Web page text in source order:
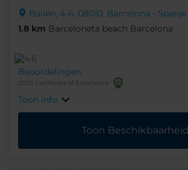
Bailén, 4-6, 08010, Barcelona - Spanje
1.8 km Barceloneta beach Barcelona
Beoordelingen
2025 Certificate of Excellence
Toon info
Toon Beschikbaarheid